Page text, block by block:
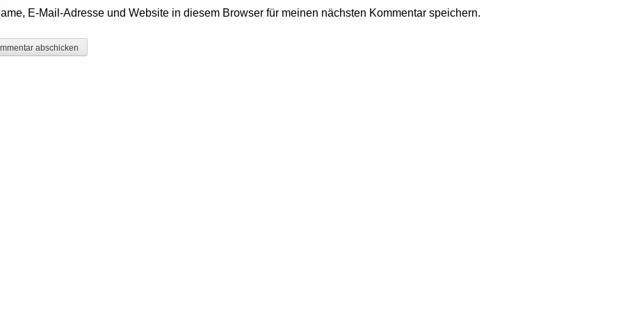
E-Mail-Adresse und Website in diesem Browser für meinen nächsten Kommentar speichern.